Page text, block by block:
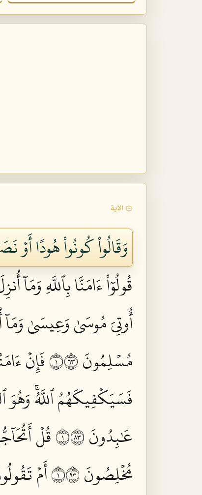
۞ الآية
وَقَالُواْ كُونُواْ هُودًا
قُولُوٓاْ ءَامَنَّا بِٱللَّهِ
أُوتِيَ مُوسَىٰ وَعِيسَىٰ وَمَآ
مُسۡلِمُونَ ١٣٦
فَإِنۡ
فَسَيَكۡفِيكَهُمُ ٱللَّهُۚ وَهُوَ
عَٰبِدُونَ ١٣٨
قُلۡ
مُخۡلِصُونَ ١٣٩
أَمۡ